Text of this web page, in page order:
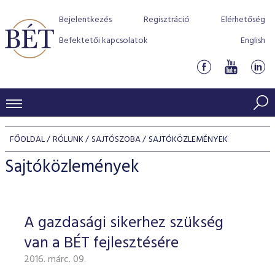
Bejelentkezés Regisztráció
Elérhetőség
Befektetői kapcsolatok
English
KERESKEDÉSI ADATOK
INDEXEK
Jelzáloglevél indexek
Vállalati kötvény indexek
Azonnali Piac
Részvények
Származékos piac
BEFEKTETŐK
Részvény szekció
Hitelpapír szekció
BÉT szabályzatok
Befektetővédelem
Alkalmazott díjstruktúra
Elszámolás
Részvény és vállalati kötvény tőzsdei bevezetését
program
BÉT Xtend - Részvénypiac egyszerűen
TŐZSDETAGOK
Tőzsdetagok, üzletkötők
VENDOROK
FŐOLDAL RÓLUNK SAJTÓSZOBA SAJTÓKÖZLEMÉNYEK
Sajtóközlemények
A gazdasági sikerhez szükség
van a BÉT fejlesztésére
2016. márc. 09.